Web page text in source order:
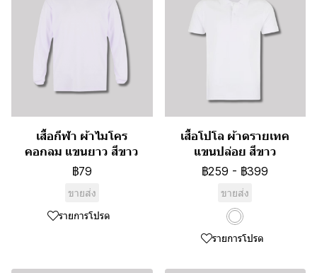
เสื้อกีฬา ผ้าไมโคร
คอกลม แขนยาว สีขาว
฿79
ขายส่ง
รายการโปรด
เสื้อโปโล ผ้าดรายเทค
แขนปล่อย สีขาว
฿259 - ฿399
ขายส่ง
รายการโปรด